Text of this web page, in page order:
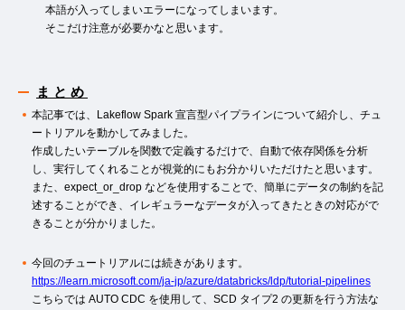
本語が入ってしまいエラーになってしまいます。
そこだけ注意が必要かなと思います。
まとめ
本記事では、Lakeflow Spark 宣言型パイプラインについて紹介し、チュ
ートリアルを動かしてみました。
作成したいテーブルを関数で定義するだけで、自動で依存関係を分析
し、実行してくれることが視覚的にもお分かりいただけたと思います。
また、expect_or_drop などを使用することで、簡単にデータの制約を記
述することができ、イレギュラーなデータが入ってきたときの対応がで
きることが分かりました。
今回のチュートリアルには続きがあります。
https://learn.microsoft.com/ja-jp/azure/databricks/ldp/tutorial-pipelines
こちらでは AUTO CDC を使用して、SCD タイプ2 の更新を行う方法な